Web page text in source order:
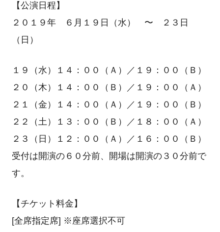
【公演日程】
２０１９年 ６月１９日（水） 〜 ２３日
（日）
１９（水）１４：００（Ａ）／１９：００（Ｂ）
２０（木）１４：００（Ｂ）／１９：００（Ａ）
２１（金）１４：００（Ａ）／１９：００（Ｂ）
２２（土）１３：００（Ｂ）／１８：００（Ａ）
２３（日）１２：００（Ａ）／１６：００（Ｂ）
受付は開演の６０分前、開場は開演の３０分前で
す。
【チケット料金】
[全席指定席] ※座席選択不可